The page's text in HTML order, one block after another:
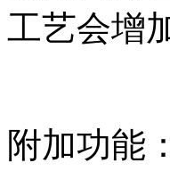
工艺会增
附加功能